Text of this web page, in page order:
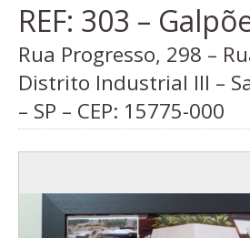
REF: 303 –
Rua Progresso, 298 –
Distrito Industrial III –
– SP – CEP: 15775-000